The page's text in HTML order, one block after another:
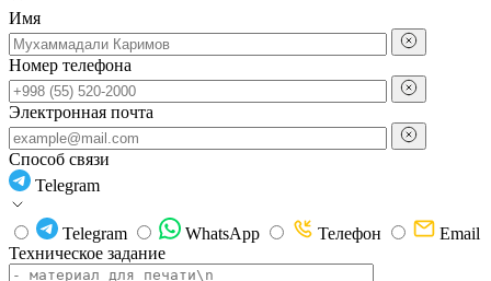
Имя
Номер телефона
Электронная почта
Способ связи
Telegram
Telegram WhatsApp Телефон
Email
Техническое задание